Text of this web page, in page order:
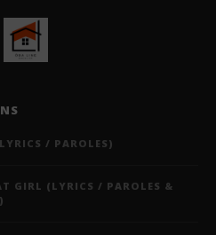
/ PAROLES)
GIRL (LYRICS / PAROLES &